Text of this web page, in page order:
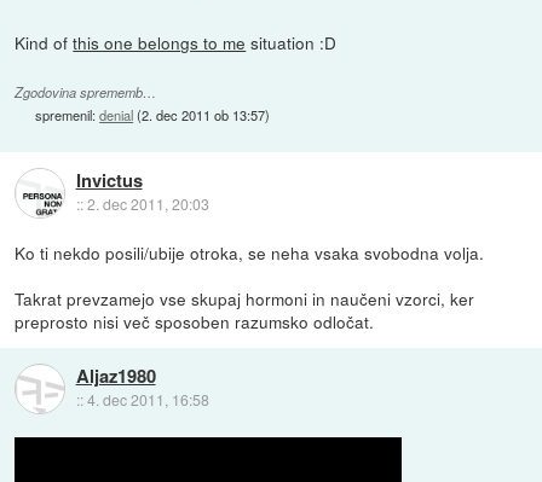
Kind ofthis one belongs to me situation :D
Zgodovina sprememb…
spremenil:denial(2. dec 2011 ob 13:57)
Invictus
::2. dec 2011, 20:03
Ko ti nekdo posili/ubije otroka, se neha vsaka svobodna volja.
Takrat prevzamejo vse skupaj hormoni in naučeni vzorci, ker
preprosto nisi več sposoben razumsko odločat.
Aljaz1980
::4. dec 2011, 16:58